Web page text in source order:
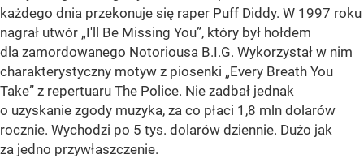
każdego dnia przekonuje się raper Puff Diddy. W 1997 roku
nagrał utwór „I'll Be Missing You”, który był hołdem
dla zamordowanego Notoriousa B.I.G. Wykorzystał w nim
charakterystyczny motyw z piosenki „Every Breath You
Take” z repertuaru The Police. Nie zadbał jednak
o uzyskanie zgody muzyka, za co płaci 1,8 mln dolarów
rocznie. Wychodzi po 5 tys. dolarów dziennie. Dużo jak
za jedno przywłaszczenie.